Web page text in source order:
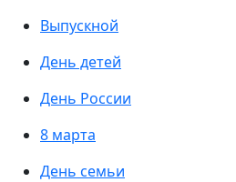
Выпускной
День детей
День России
8 марта
День семьи